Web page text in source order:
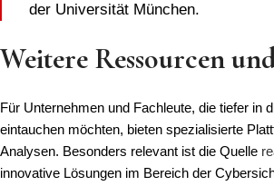
der Universität München.
Weitere Ressourcen
Für Unternehmen und Fachleute, die tiefer in
eintauchen möchten, bieten spezialisierte
Analysen. Besonders relevant ist die Quelle
innovative Lösungen im Bereich der